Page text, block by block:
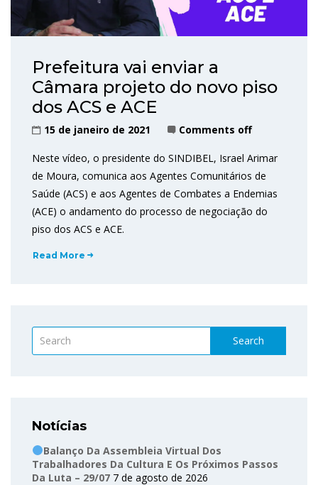
Prefeitura vai enviar a
Câmara projeto do novo piso
dos ACS e ACE
15 de janeiro de 2021 Comments off
Neste vídeo, o presidente do SINDIBEL, Israel Arimar
de Moura, comunica aos Agentes Comunitários de
Saúde (ACS) e aos Agentes de Combates a Endemias
(ACE) o andamento do processo de negociação do
piso dos ACS e ACE.
Read More
Search
Notícias
Balanço Da Assembleia Virtual Dos
Trabalhadores Da Cultura E Os Próximos Passos
Da Luta – 29/07 7 de agosto de 2026